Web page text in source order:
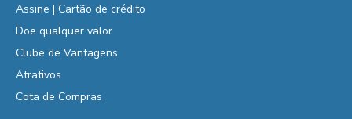
Assine | Cartão de crédito
Doe qualquer valor
Clube de Vantagens
Atrativos
Cota de Compras